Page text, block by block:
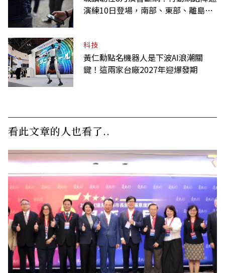
演練10日登場，南部、東部、離島為
科技
黃仁勳點名機器人是下波AI浪潮關
鍵！這兩家台廠2027年迎爆發期
看此文章的人也看了..